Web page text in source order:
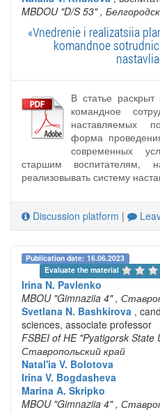
MBDOU "D/S 53" ,
«Vnedrenie i realizatsiia
komandnoe
В статье раскрыт
командное
наставляемых
форма
современных
старшим воспитателям,
реализовывать систему
Discussion platform |
Publication date: 16.06.2023
Evaluate the material
Irina N. Pavlenko
MBOU "Gimnaziia 4" ,
Svetlana N. Bashkirova ,
sciences, associate professor
FSBEI of HE "Pyatigorsk State
Ставропольский край
Natal'ia V. Bolotova
Irina V. Bogdasheva
Marina A. Skripko
MBOU "Gimnaziia 4" ,